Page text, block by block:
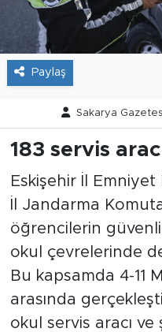
Paylaş
Sakarya
183 servis
Eskişehir İl
İl Jandarma
öğrencilerin
okul çevrelerinde
Bu kapsamda 4-11
arasında
okul servis aracı
Söyleşi
Foto Şaka
Teknoloji
Politika